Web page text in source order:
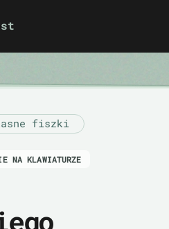
fiszki
NA KLAWIATURZE